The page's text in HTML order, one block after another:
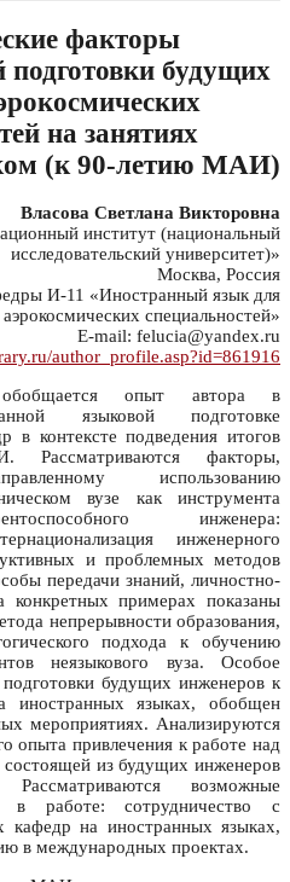
факторы
подготовки будущих
на занятиях
(к 90-летию МАИ)
Власова Светлана Викторовна
институт (национальный
исследовательский университет)»
Москва, Россия
И-11 «Иностранный язык для
аэрокосмических специальностей»
E-mail: felucia@yandex.ru
author_profile.asp?id=861916
опыт автора в
языковой подготовке
в контексте подведения итогов
факторы,
использованию
вузе как инструмента
инженера:
инженерного
и проблемных методов
передачи знаний, личностно-
конкретных примерах показаны
непрерывности образования,
подхода к обучению
неязыкового вуза. Особое
будущих инженеров к
иностранных языках, обобщен
мероприятиях. Анализируются
опыта привлечения к работе над
из будущих инженеров
возможные
в работе: сотрудничество с
кафедр на иностранных языках,
в международных проектах.